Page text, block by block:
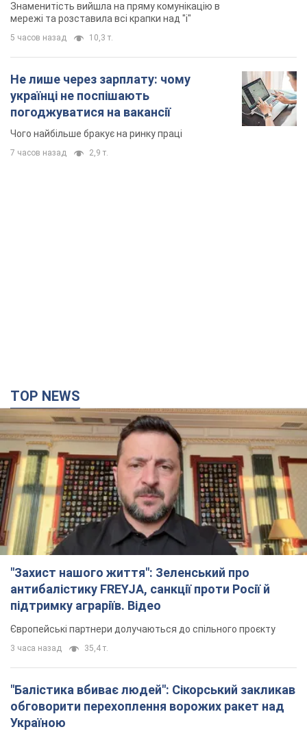
Знаменитість вийшла на пряму комунікацію в
мережі та розставила всі крапки над "і"
5 часов назад 10,3 т.
Не лише через зарплату: чому
українці не поспішають
погоджуватися на вакансії
Чого найбільше бракує на ринку праці
7 часов назад 2,9 т.
TOP NEWS
"Захист нашого життя": Зеленський про
антибалістику FREYJA, санкції проти Росії й
підтримку аграріїв. Відео
Європейські партнери долучаються до спільного проєкту
3 часа назад 35,4 т.
"Балістика вбиває людей": Сікорський закликав
обговорити перехоплення ворожих ракет над
Україною